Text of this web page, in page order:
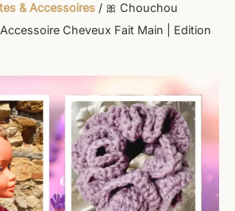
& Accessoires / 🎀 Chouchou
Cheveux Fait Main | Edition